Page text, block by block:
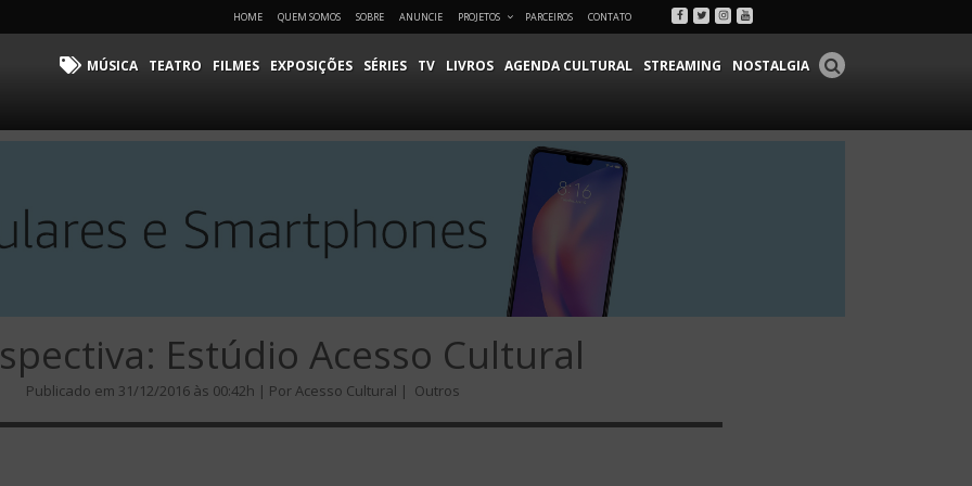
HOME QUEM SOMOS SOBRE ANUNCIE PROJETOS PARCEIROS CONTATO Facebook
Twitter
Instagram
Youtube
MÚSICA TEATRO FILMES EXPOSIÇÕES SÉRIES TV LIVROS AGENDA CULTURAL STREAMING NOSTALGIA
Estúdio Acesso Cultural
Publicado em 31/12/2016 às 00:42h | Por Acesso Cultural | Outros